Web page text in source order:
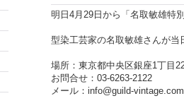
明日4月29日から「名取敏雄特
型染工芸家の名取敏雄さんが
場所：東京都中央区銀座1丁目
お問合せ：03-6263-2122
メール：info@guild-vintage.com